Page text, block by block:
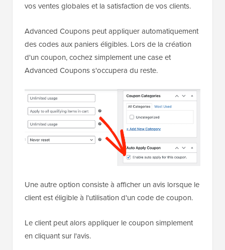
vos ventes globales et la satisfaction de vos clients.
Advanced Coupons peut appliquer automatiquement
des codes aux paniers éligibles. Lors de la création
d'un coupon, cochez simplement une case et
Advanced Coupons s'occupera du reste.
Une autre option consiste à afficher un avis lorsque le
client est éligible à l'utilisation d'un code de coupon.
Le client peut alors appliquer le coupon simplement
en cliquant sur l'avis.